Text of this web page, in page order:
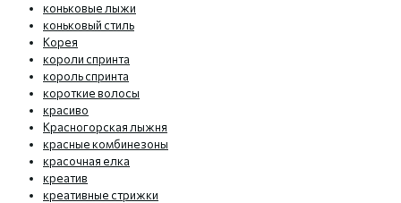
коньковые лыжи
коньковый стиль
Корея
короли спринта
король спринта
короткие волосы
красиво
Красногорская лыжня
красные комбинезоны
красочная елка
креатив
креативные стрижки